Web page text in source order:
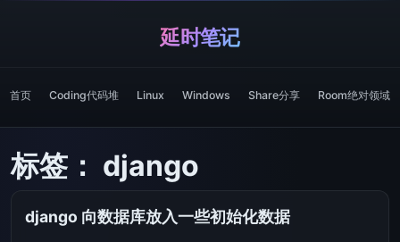
延时笔记
首页 Coding代码堆 Linux Windows Share分享 Room绝对领域
标签： django
django 向数据库放入一些初始化数据